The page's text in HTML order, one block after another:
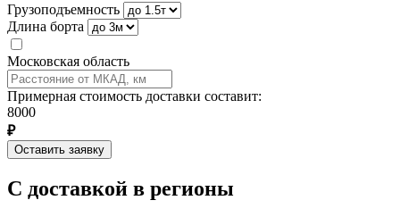
Грузоподъемность
Длина борта
Московская область
Примерная стоимость доставки составит:
8000
₽
Оставить заявку
С доставкой в регионы